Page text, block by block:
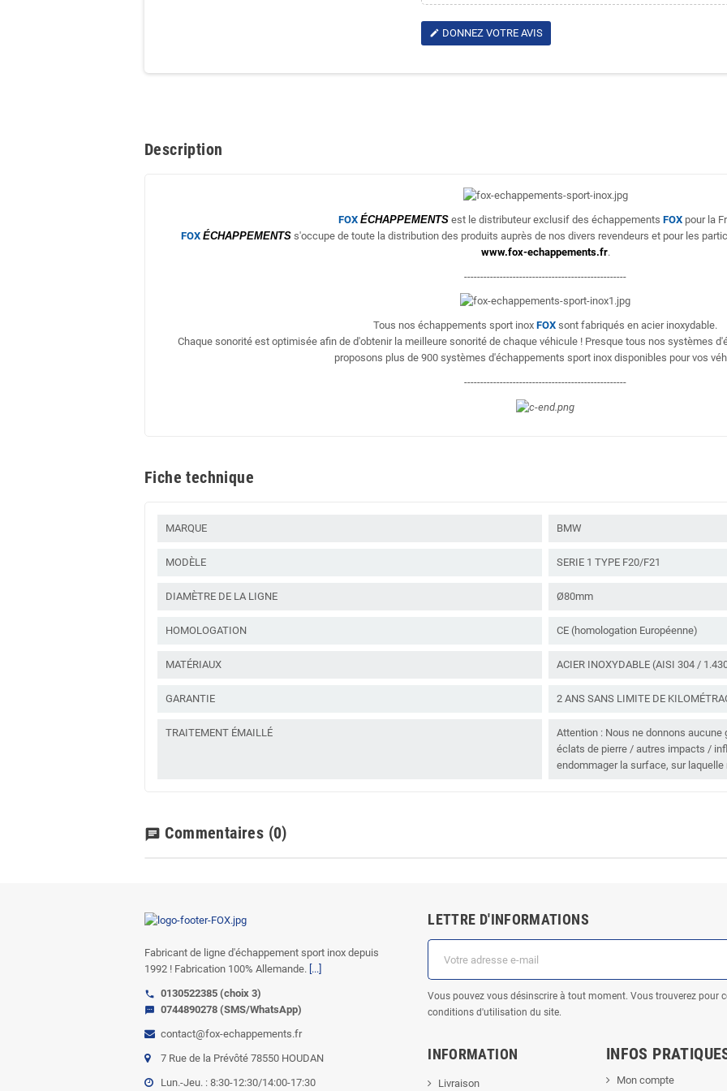
edit DONNEZ VOTRE AVIS
Description
FOX ÉCHAPPEMENTS est le distributeur exclusif des échappements FOX pour la
FOX ÉCHAPPEMENTSs'occupe de toute la distribution des produits auprès de nos divers revendeurs et pour les
www.fox-echappements.fr.
--------------------------------------------------
Tous nos échappements sport inox FOX sont fabriqués en acier inoxydable.
Chaque sonorité est optimisée afin de d'obtenir la meilleure sonorité de chaque véhicule ! Presque tous nos systèmes
proposons plus de 900 systèmes d'échappements sport inox disponibles pour vos
--------------------------------------------------
Fiche technique
MARQUE BMW
MODÈLE SERIE 1 TYPE F20/F21
DIAMÈTRE DE LA LIGNE Ø80mm
HOMOLOGATION CE (homologation Européenne)
MATÉRIAUX ACIER INOXYDABLE (AISI 304 /
GARANTIE 2 ANS SANS LIMITE DE
TRAITEMENT ÉMAILLÉ
Attention : Nous ne donnons
éclats de pierre / autres impacts /
endommager la surface, sur
chat Commentaires (0)
Fabricant de ligne d'échappement sport inox depuis
1992 ! Fabrication 100% Allemande. [...]
call 0130522385 (choix 3)
sms
0744890278 (SMS/WhatsApp)
contact@fox-echappements.fr
7 Rue de la Prévôté 78550 HOUDAN
Lun.-Jeu. : 8:30-12:30/14:00-17:30
LETTRE D'INFORMATIONS
Vous pouvez vous désinscrire à tout moment. Vous trouverez pour
conditions d'utilisation du site.
INFORMATION
Livraison
INFOS
Mon compte